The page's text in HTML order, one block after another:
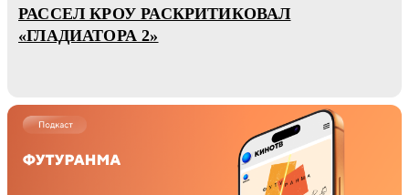
РАССЕЛ КРОУ РАСКРИТИКОВАЛ
«ГЛАДИАТОРА 2»